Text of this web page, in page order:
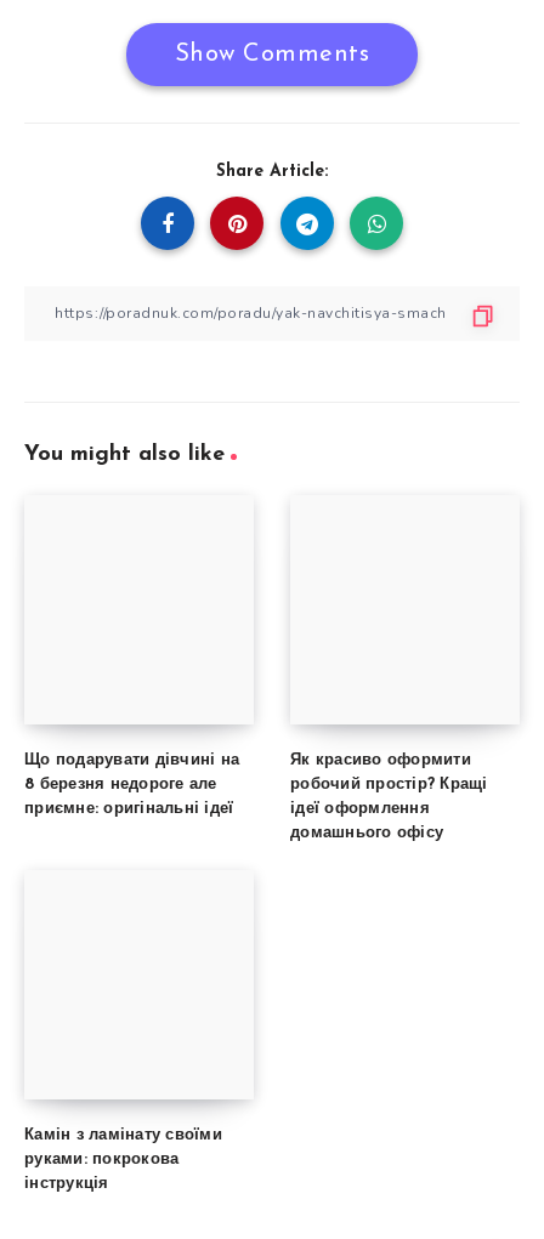
Show Comments
Share Article:
You might also like
Що подарувати дівчині на
8 березня недороге але
приємне: оригінальні ідеї
Як красиво оформити
робочий простір? Кращі
ідеї оформлення
домашнього офісу
Камін з ламінату своїми
руками: покрокова
інструкція